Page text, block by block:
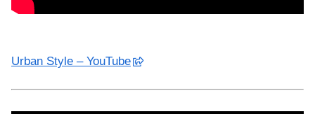
Urban Style – YouTube